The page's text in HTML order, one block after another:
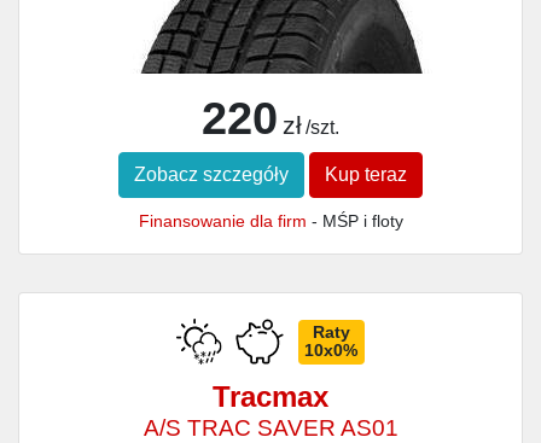
220 zł /szt.
Zobacz szczegóły Kup teraz
Finansowanie dla firm - MŚP i floty
Raty
10x0%
Tracmax
A/S TRAC SAVER AS01